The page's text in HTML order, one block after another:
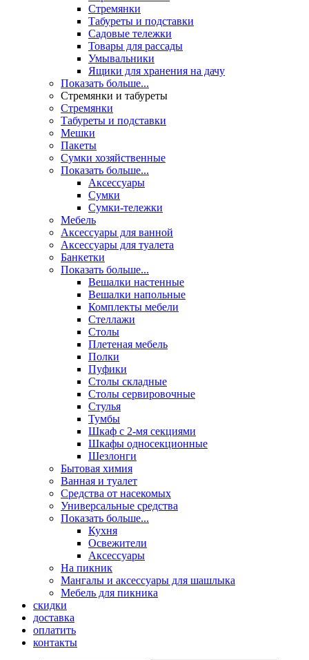
Стремянки
Табуреты и подставки
Садовые тележки
Товары для рассады
Умывальники
Ящики для хранения на дачу
Показать больше...
Стремянки и табуреты
Стремянки
Табуреты и подставки
Мешки
Пакеты
Сумки хозяйственные
Показать больше...
Аксессуары
Сумки
Сумки-тележки
Мебель
Аксессуары для ванной
Аксессуары для туалета
Банкетки
Показать больше...
Вешалки настенные
Вешалки напольные
Комплекты мебели
Стеллажи
Столы
Плетеная мебель
Полки
Пуфики
Столы складные
Столы сервировочные
Стулья
Тумбы
Шкаф с 2-мя секциями
Шкафы односекционные
Шезлонги
Бытовая химия
Ванная и туалет
Средства от насекомых
Универсальные средства
Показать больше...
Кухня
Освежители
Аксессуары
На пикник
Мангалы и аксессуары для шашлыка
Мебель для пикника
скидки
доставка
оплатить
контакты